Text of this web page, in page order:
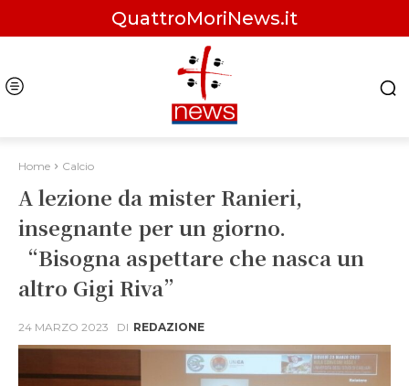
QuattroMoriNews.it
Home Calcio
A lezione da mister Ranieri,
insegnante per un giorno.
“Bisogna aspettare che nasca un
altro Gigi Riva”
24 MARZO 2023 DI REDAZIONE